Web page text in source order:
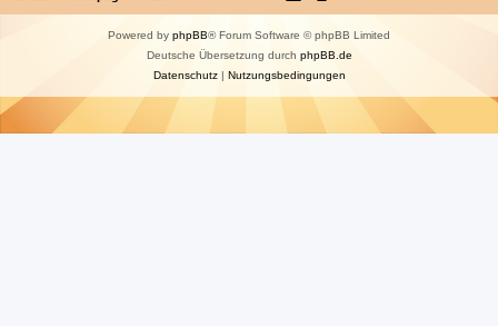
Powered by phpBB® Forum Software © phpBB Limited
Deutsche Übersetzung durch phpBB.de
Datenschutz| Nutzungsbedingungen